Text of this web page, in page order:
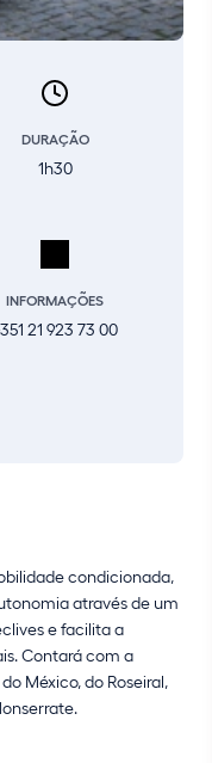
DURAÇÃO
1h30
INFORMAÇÕES
21 923 73 00
condicionada,
através de um
e facilita a
Contará com a
México, do Roseiral,